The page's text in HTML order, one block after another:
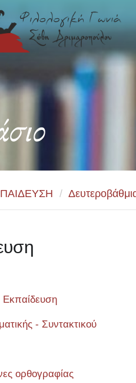
/
- Συντακτικού
ορθογραφίας